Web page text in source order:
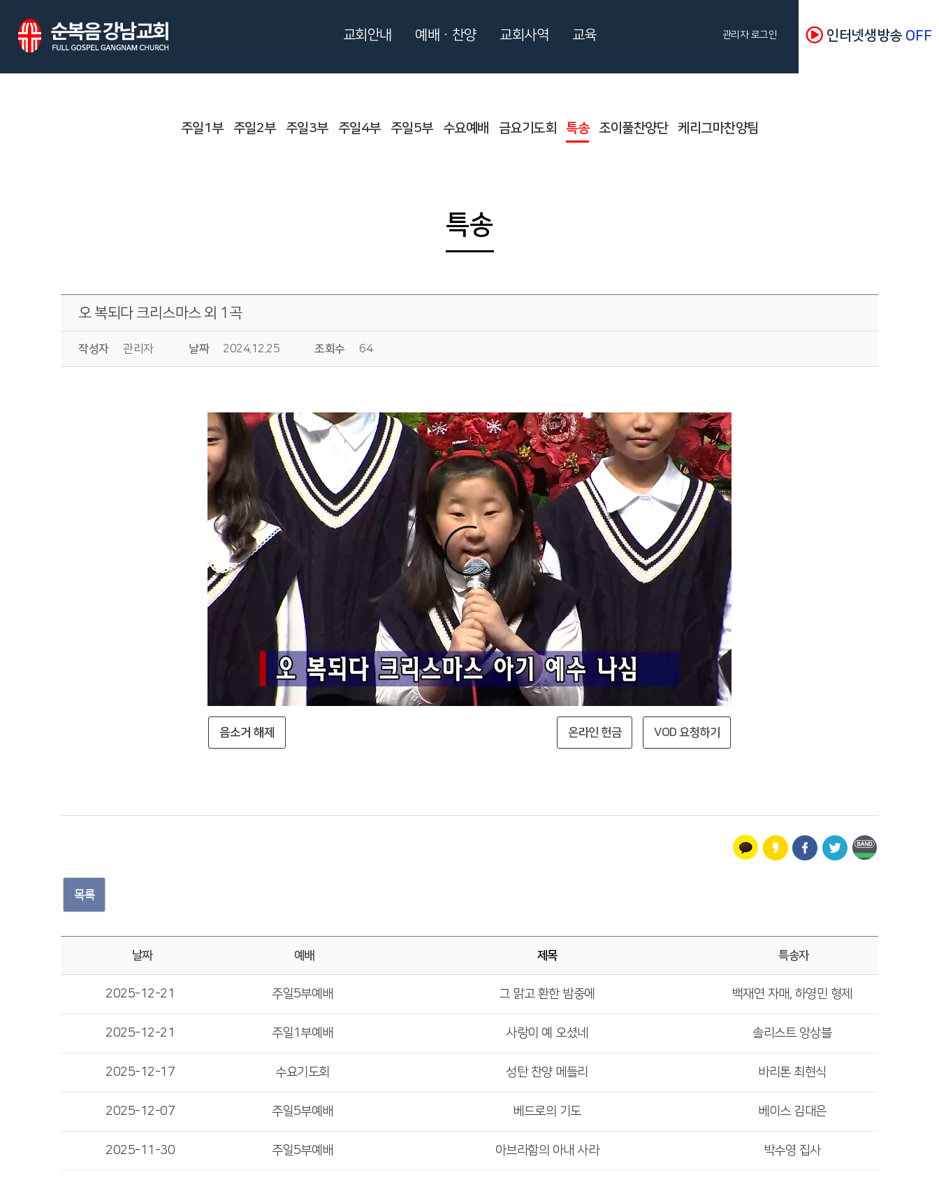
주일1부 주일2부 주일3부 주일4부 주일5부 수요예배 금요기도회 특송 조이풀찬양단 케리그마찬양팀
특송
오 복되다 크리스마스 외 1곡
작성자 관리자 날짜 2024.12.25 조회수 64
음소거 해제 VOD 요청하기
온라인 헌금
목록
날짜 예배 제목 특송자
2025-12-21 주일5부예배 그 맑고 환한 밤중에 백재연 자매, 하영민 형제
2025-12-21 주일1부예배 사랑이 예 오셨네 솔리스트 앙상블
2025-12-17 수요기도회 성탄 찬양 메들리 바리톤 최현식
2025-12-07 주일5부예배 베드로의 기도 베이스 김대은
2025-11-30 주일5부예배 아브라함의 아내 사라 박수영 집사
교회안내 예배ㆍ찬양 교회사역 교육 관리자 로그인 인터넷생방송 OFF